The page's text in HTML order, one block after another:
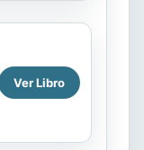
Ver Libro